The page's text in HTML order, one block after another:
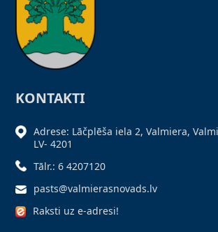
KONTAKTI
Adrese: Lāčplēša iela 2, Valmiera,
LV- 4201
Tālr.: 6 4207120
pasts@valmierasnovads.lv
Raksti uz e-adresi!